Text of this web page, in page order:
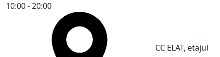
10:00 - 20:00
CC ELAT, etajul